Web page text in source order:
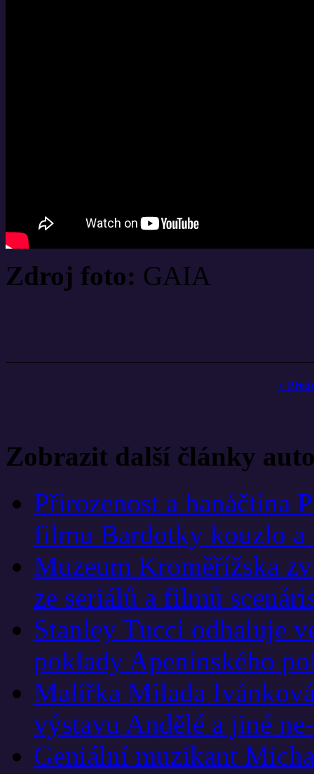
Zdroj foto: GAIA
<
Zobrazit další články
Přirozenost a hanáčtina
filmu Bardotky kouzlo a
Muzeum Kroměřížska
ze seriálů a filmů
Stanley Tucci odhaluje
poklady Apeninského
Malířka Milada
výstavu Andělé a jiné
Geniální muzikant